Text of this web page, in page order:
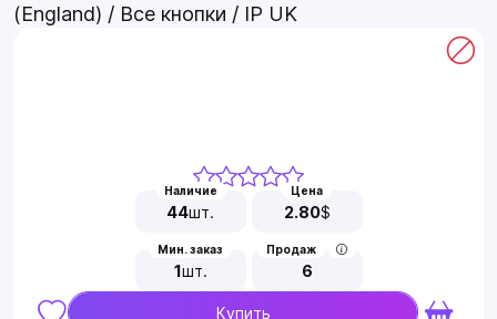
(England) / Все кнопки / IP UK
Наличие
44шт.
Цена
2.80$
Мин. заказ
1шт.
Продаж
6
Купить